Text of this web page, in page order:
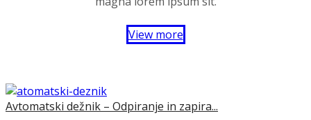
View more
Avtomatski dežnik – Odpiranje in zapira...